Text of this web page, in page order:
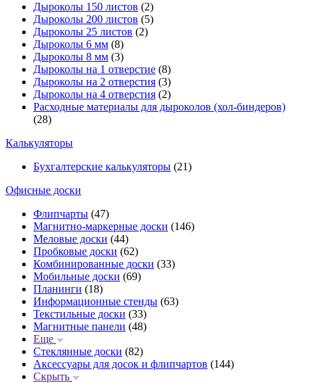
Дыроколы 150 листов (2)
Дыроколы 200 листов (5)
Дыроколы 25 листов (2)
Дыроколы 6 мм (8)
Дыроколы 8 мм (3)
Дыроколы на 1 отверстие (8)
Дыроколы на 2 отверстия (3)
Дыроколы на 4 отверстия (2)
Расходные материалы для дыроколов (хол-биндеров)
(28)
Калькуляторы
Бухгалтерские калькуляторы (21)
Офисные доски
Флипчарты (47)
Магнитно-маркерные доски (146)
Меловые доски (44)
Пробковые доски (62)
Комбинированные доски (33)
Мобильные доски (69)
Планинги (18)
Информационные стенды (63)
Текстильные доски (33)
Магнитные панели (48)
Еще
Стеклянные доски (82)
Аксессуары для досок и флипчартов (144)
Скрыть